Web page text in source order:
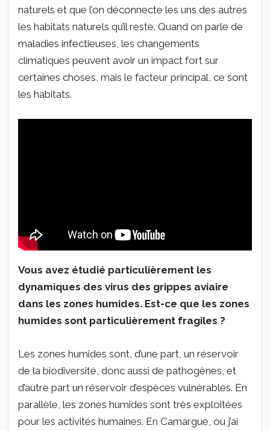
naturels et que l’on déconnecte les uns des autres
les habitats naturels qu’il reste. Quand on parle de
maladies infectieuses, les changements
climatiques peuvent avoir un impact fort sur
certaines choses, mais le facteur principal, ce sont
les habitats.
Vous avez étudié particulièrement les
dynamiques des virus des grippes aviaire
dans les zones humides. Est-ce que les zones
humides sont particulièrement fragiles ?
Les zones humides sont, d’une part, un réservoir
de la biodiversité, donc aussi de pathogènes, et
d’autre part un réservoir d’espèces vulnérables. En
parallèle, les zones humides sont très exploitées
pour les activités humaines. En Camargue, où j’ai